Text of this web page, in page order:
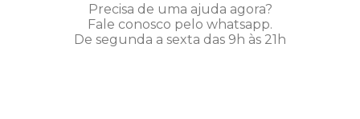
Precisa de uma ajuda agora?
Fale conosco pelo whatsapp.
De segunda a sexta das 9h às 21h